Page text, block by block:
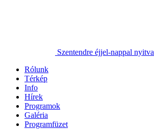
Szentendre éjjel-nappal nyitva
Rólunk
Térkép
Info
Hírek
Programok
Galéria
Programfüzet